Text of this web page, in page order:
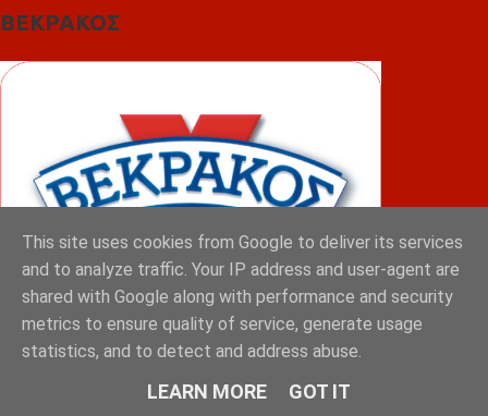
ΒΕΚΡΑΚΟΣ
This site uses cookies from Google to deliver its services
and to analyze traffic. Your IP address and user-agent are
shared with Google along with performance and security
metrics to ensure quality of service, generate usage
statistics, and to detect and address abuse.
LEARN MORE GOT IT